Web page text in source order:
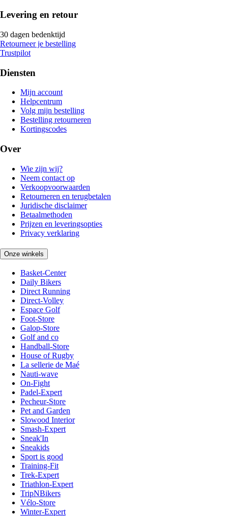
Levering en retour
30 dagen bedenktijd
Retourneer je bestelling
Trustpilot
Diensten
Mijn account
Helpcentrum
Volg mijn bestelling
Bestelling retourneren
Kortingscodes
Over
Wie zijn wij?
Neem contact op
Verkoopvoorwaarden
Retourneren en terugbetalen
Juridische disclaimer
Betaalmethoden
Prijzen en leveringsopties
Privacy verklaring
Onze winkels
Basket-Center
Daily Bikers
Direct Running
Direct-Volley
Espace Golf
Foot-Store
Galop-Store
Golf and co
Handball-Store
House of Rugby
La sellerie de Maé
Nauti-wave
On-Fight
Padel-Expert
Pecheur-Store
Pet and Garden
Slowood Interior
Smash-Expert
Sneak'In
Sneakids
Sport is good
Training-Fit
Trek-Expert
Triathlon-Expert
TripNBikers
Vélo-Store
Winter-Expert